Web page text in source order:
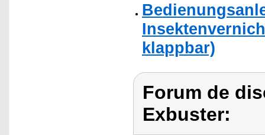
klappbar)
Forum de
Exbuster: